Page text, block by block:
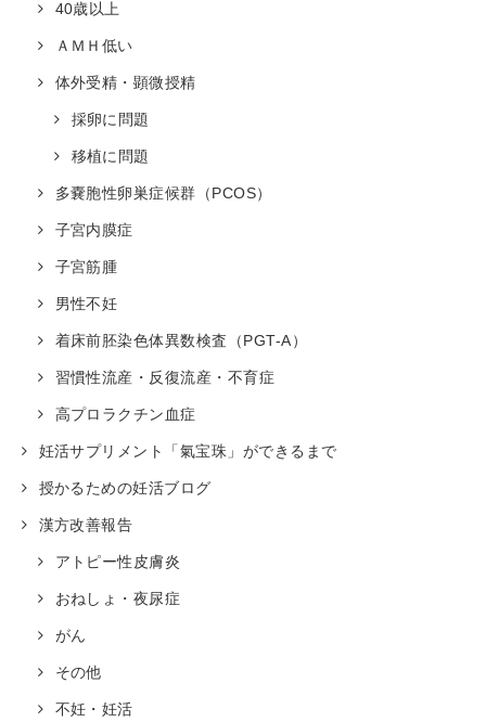
40歳以上
ＡＭＨ低い
体外受精・顕微授精
採卵に問題
移植に問題
多嚢胞性卵巣症候群（PCOS）
子宮内膜症
子宮筋腫
男性不妊
着床前胚染色体異数検査（PGT-A）
習慣性流産・反復流産・不育症
高プロラクチン血症
妊活サプリメント「氣宝珠」ができるまで
授かるための妊活ブログ
漢方改善報告
アトピー性皮膚炎
おねしょ・夜尿症
がん
その他
不妊・妊活